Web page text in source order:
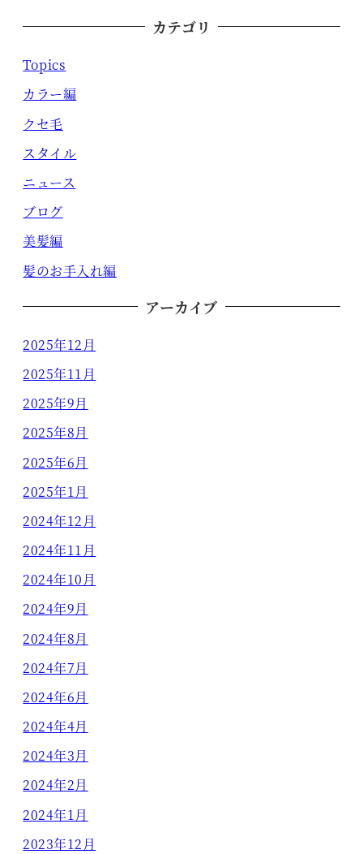
カテゴリ
Topics
カラー編
クセ毛
スタイル
ニュース
ブログ
美髪編
髪のお手入れ編
アーカイブ
2025年12月
2025年11月
2025年9月
2025年8月
2025年6月
2025年1月
2024年12月
2024年11月
2024年10月
2024年9月
2024年8月
2024年7月
2024年6月
2024年4月
2024年3月
2024年2月
2024年1月
2023年12月